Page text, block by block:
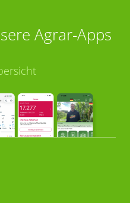
Agrar-Apps